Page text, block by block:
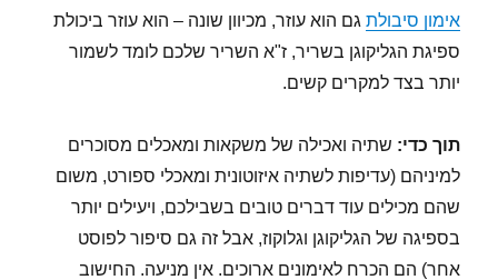
אימון סיבולת גם הוא עוזר, מכיוון שונה – הוא עוזר ביכולת
ספיגת הגליקוגן בשריר, ז"א השריר שלכם לומד לשמור
יותר בצד למקרים קשים.
תוך כדי: שתיה ואכילה של משקאות ומאכלים מסוכרים
למיניהם (עדיפות לשתיה איזוטונית ומאכלי ספורט, משום
שהם מכילים עוד דברים טובים בשבילכם, ויעילים יותר
בספיגה של הגליקוגן וגלוקוז, אבל זה גם סיפור לפוסט
אחר) הם הכרח לאימונים ארוכים. אין מניעה. החישוב